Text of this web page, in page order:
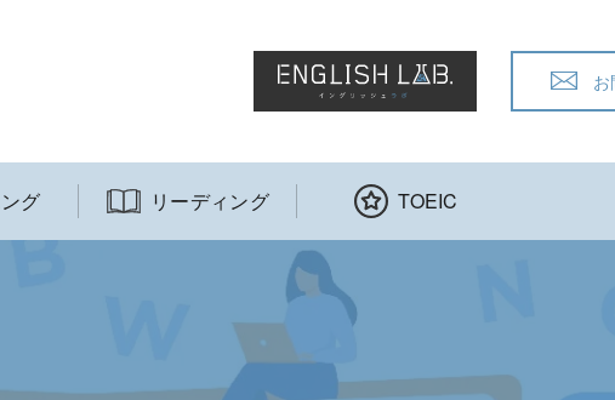
グ リーディング TOEIC